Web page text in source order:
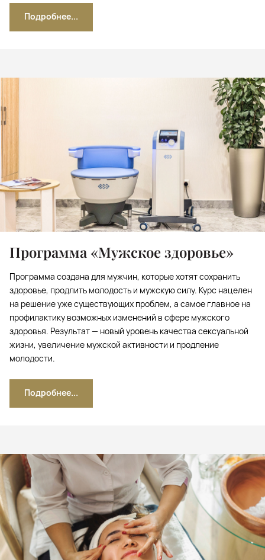
Подробнее...
Программа «Мужское здоровье»
Программа создана для мужчин, которые хотят сохранить
здоровье, продлить молодость и мужскую силу. Курс нацелен
на решение уже существующих проблем, а самое главное на
профилактику возможных изменений в сфере мужского
здоровья. Результат — новый уровень качества сексуальной
жизни, увеличение мужской активности и продление
молодости.
Подробнее...